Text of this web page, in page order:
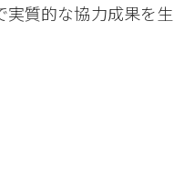
実質的な協力成果を生